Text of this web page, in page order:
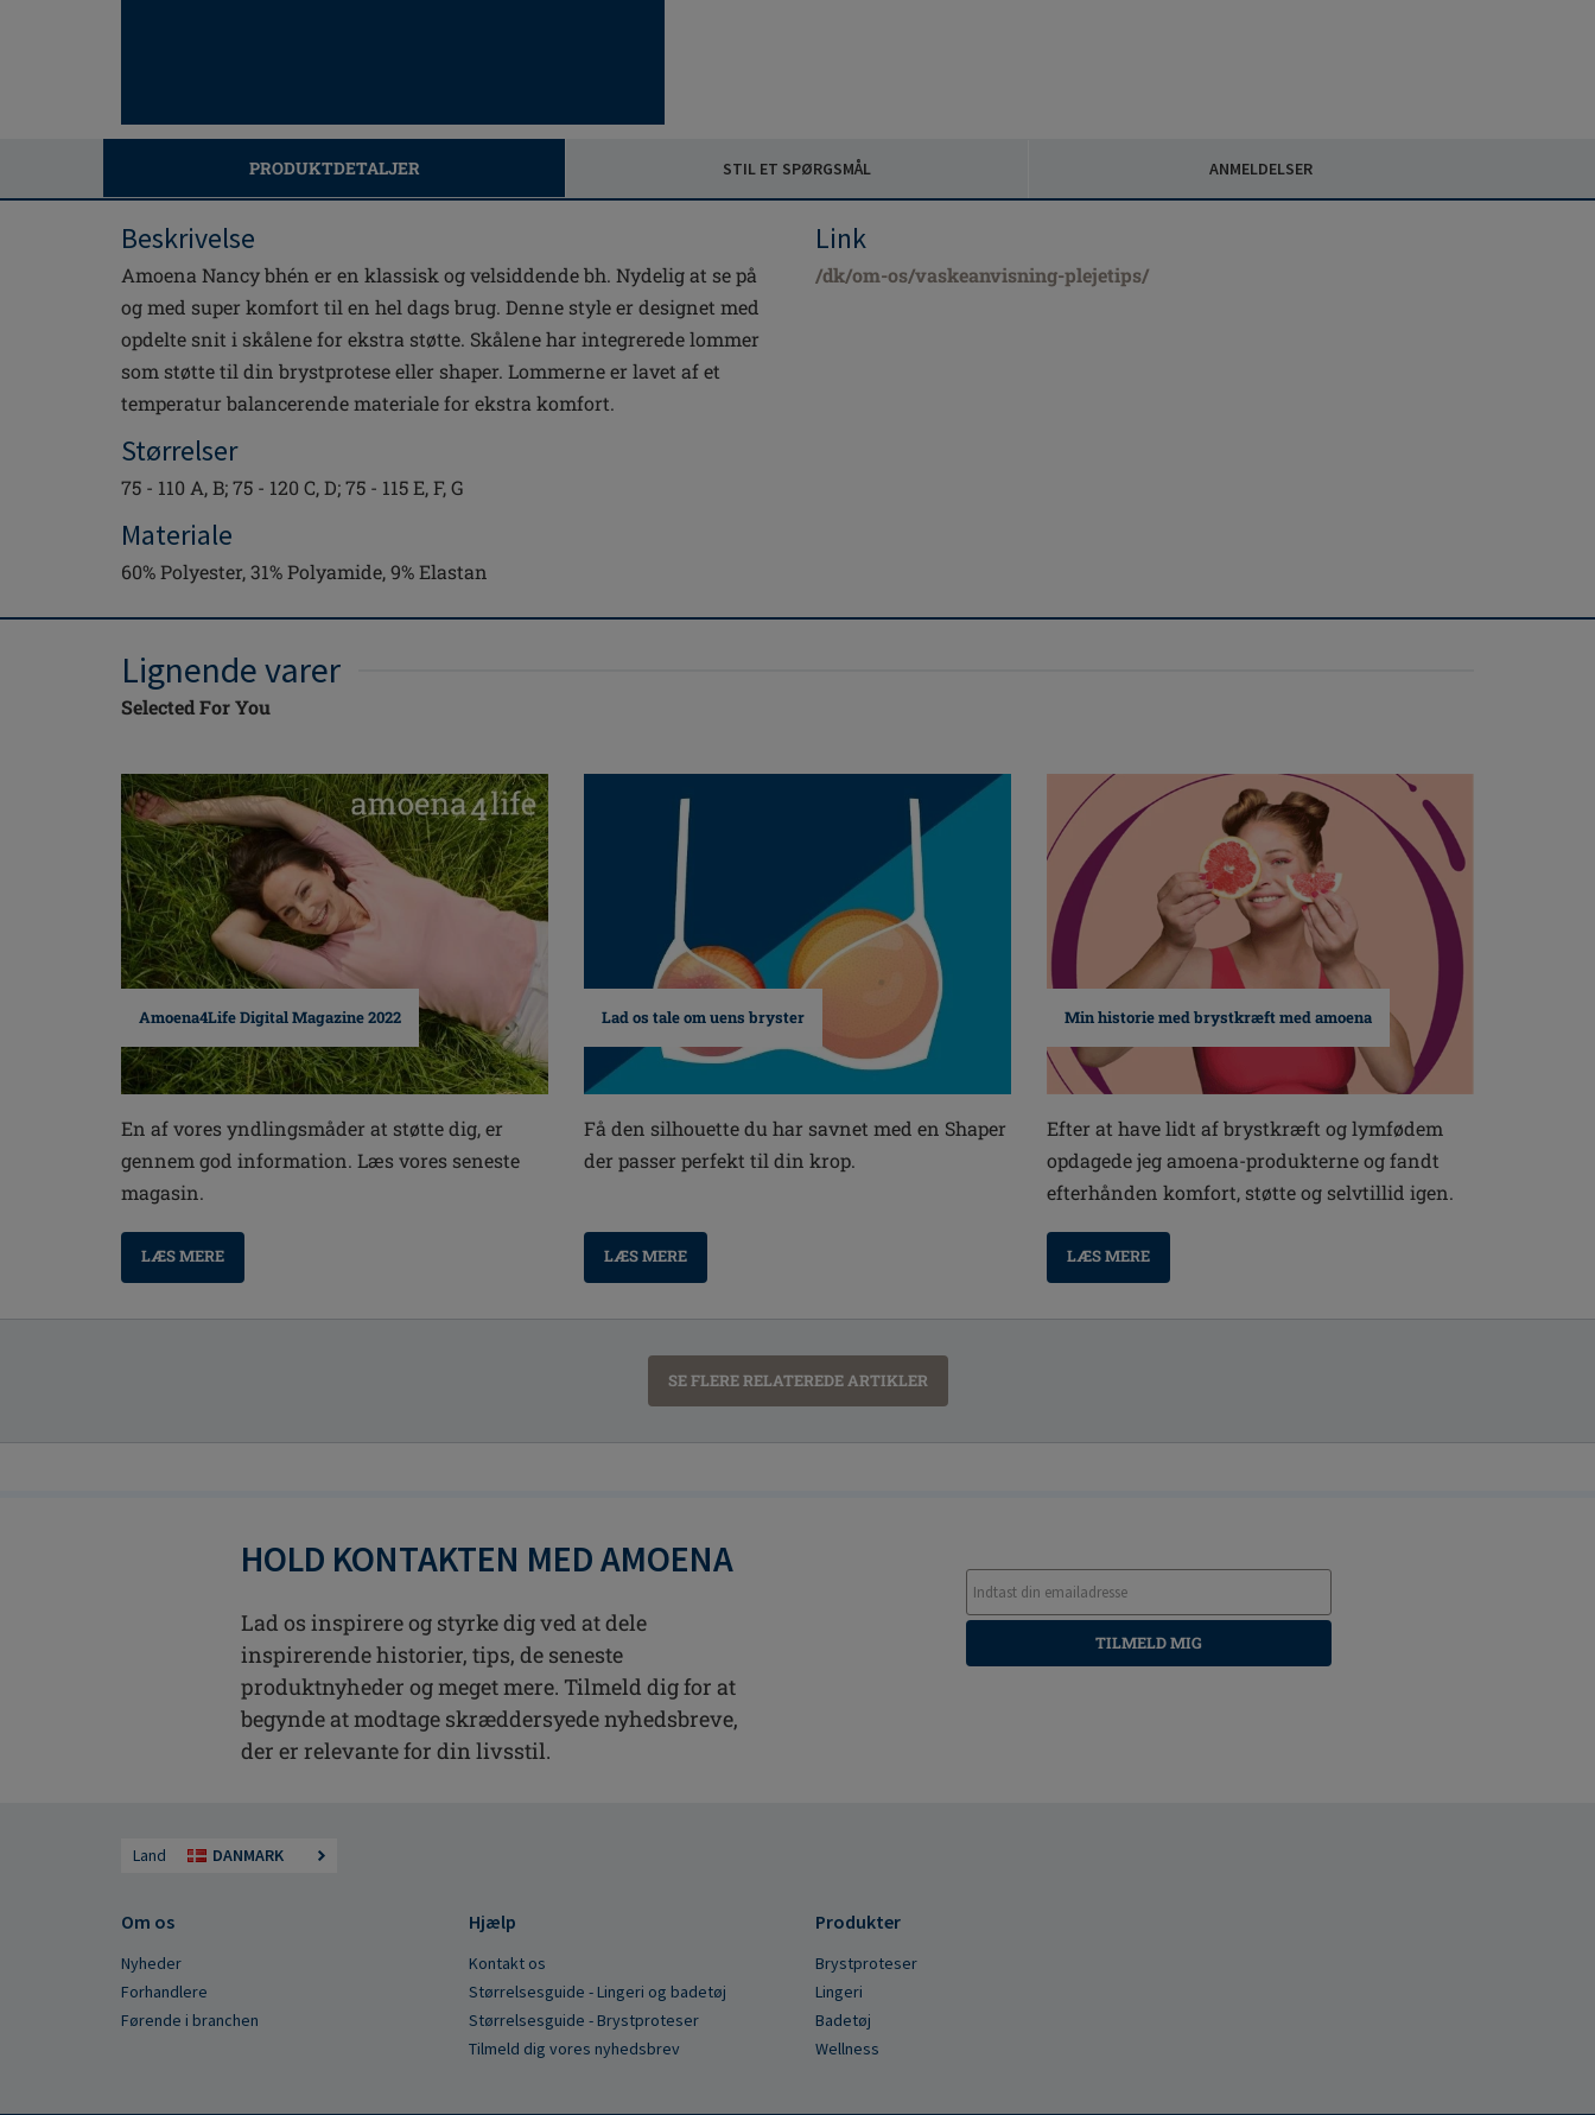
PRODUKTDETALJER STIL ET SPØRGSMÅL ANMELDELSER
Beskrivelse
Amoena Nancy bhén er en klassisk og velsiddende bh. Nydelig at se på
og med super komfort til en hel dags brug. Denne style er designet med
opdelte snit i skålene for ekstra støtte. Skålene har integrerede lommer
som støtte til din brystprotese eller shaper. Lommerne er lavet af et
temperatur balancerende materiale for ekstra komfort.
Størrelser
75 - 110 A, B; 75 - 120 C, D; 75 - 115 E, F, G
Materiale
60% Polyester, 31% Polyamide, 9% Elastan
Link
/dk/om-os/vaskeanvisning-plejetips/
Lignende varer
Selected For You
Amoena4Life Digital Magazine 2022
En af vores yndlingsmåder at støtte dig, er
gennem god information. Læs vores seneste
magasin.
LÆS MERE
Lad os tale om uens bryster
Få den silhouette du har savnet med en Shaper
der passer perfekt til din krop.
LÆS MERE
Min historie med brystkræft med amoena
Efter at have lidt af brystkræft og lymfødem
opdagede jeg amoena-produkterne og fandt
efterhånden komfort, støtte og selvtillid igen.
LÆS MERE
SE FLERE RELATEREDE ARTIKLER
HOLD KONTAKTEN MED AMOENA
Lad os inspirere og styrke dig ved at dele
inspirerende historier, tips, de seneste
produktnyheder og meget mere. Tilmeld dig for at
begynde at modtage skræddersyede nyhedsbreve,
der er relevante for din livsstil.
TILMELD MIG
Land DANMARK
Om os
Nyheder
Forhandlere
Førende i branchen
Hjælp
Kontakt os
Størrelsesguide - Lingeri og badetøj
Størrelsesguide - Brystproteser
Tilmeld dig vores nyhedsbrev
Produkter
Brystproteser
Lingeri
Badetøj
Wellness